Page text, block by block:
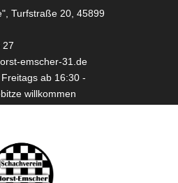
Turfstraße 20, 45899
27
emscher-31.de
ab 16:30 -
willkommen